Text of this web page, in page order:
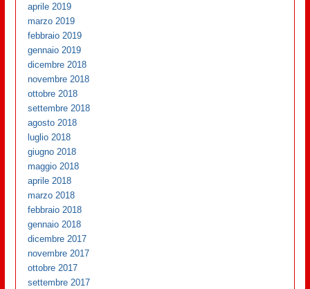
aprile 2019
marzo 2019
febbraio 2019
gennaio 2019
dicembre 2018
novembre 2018
ottobre 2018
settembre 2018
agosto 2018
luglio 2018
giugno 2018
maggio 2018
aprile 2018
marzo 2018
febbraio 2018
gennaio 2018
dicembre 2017
novembre 2017
ottobre 2017
settembre 2017